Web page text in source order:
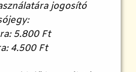
jogosító
5.800 Ft
4.500 Ft